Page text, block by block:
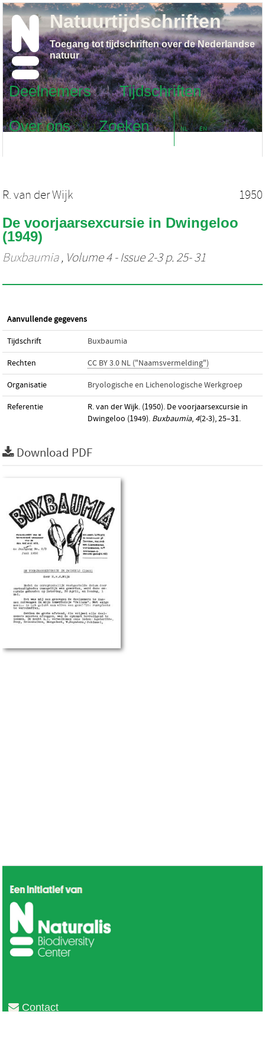
Deelnemers
Tijdschriften
Over ons
Zoeken NL EN
Natuurtijdschriften
Toegang tot tijdschriften over de Nederlandse
natuur
R. van der Wijk 1950
De voorjaarsexcursie in Dwingeloo
(1949)
Buxbaumia, Volume 4 - Issue 2-3 p. 25- 31
Aanvullende gegevens
Tijdschrift Buxbaumia
Rechten CC BY 3.0 NL ("Naamsvermelding")
Organisatie Bryologische en Lichenologische Werkgroep
Referentie
R. van der Wijk. (1950). De voorjaarsexcursie in
Dwingeloo (1949). Buxbaumia, 4(2-3), 25–31.
Download PDF
Contact